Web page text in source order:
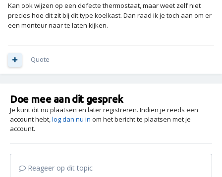
Kan ook wijzen op een defecte thermostaat, maar weet zelf niet
precies hoe dit zit bij dit type koelkast. Dan raad ik je toch aan om er
een monteur naar te laten kijken.
Quote
Doe mee aan dit gesprek
Je kunt dit nu plaatsen en later registreren. Indien je reeds een
account hebt,log dan nu in om het bericht te plaatsen met je
account.
Reageer op dit topic